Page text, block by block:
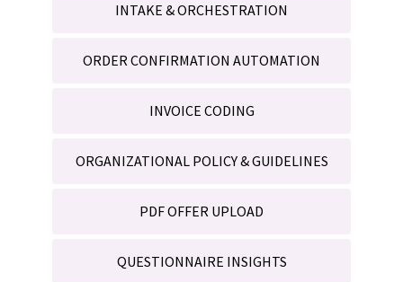
INTAKE & ORCHESTRATION
ORDER CONFIRMATION AUTOMATION
INVOICE CODING
ORGANIZATIONAL POLICY & GUIDELINES
PDF OFFER UPLOAD
QUESTIONNAIRE INSIGHTS